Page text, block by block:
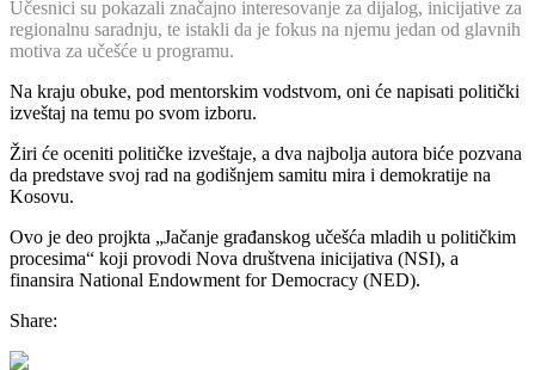
Učesnici su pokazali značajno interesovanje za dijalog, inicijative za
regionalnu saradnju, te istakli da je fokus na njemu jedan od glavnih
motiva za učešće u programu.
Na kraju obuke, pod mentorskim vodstvom, oni će napisati politički
izveštaj na temu po svom izboru.
Žiri će oceniti političke izveštaje, a dva najbolja autora biće pozvana
da predstave svoj rad na godišnjem samitu mira i demokratije na
Kosovu.
Ovo je deo projkta „Jačanje građanskog učešća mladih u političkim
procesima“ koji provodi Nova društvena inicijativa (NSI), a
finansira National Endowment for Democracy (NED).
Share: